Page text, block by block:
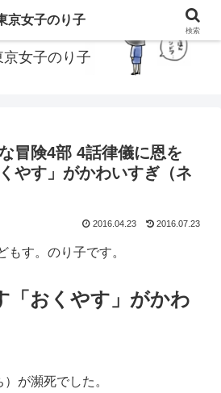
てる女子のり子のブログです
京女子のり子
冒険4部 4話律儀に恩を
やす」がかわいすぎ（ネ
2016.04.23 2016.07.23
もす。のり子です。
「おくやす」がかわ
）が瀕死でした。
京女子のり子
検索